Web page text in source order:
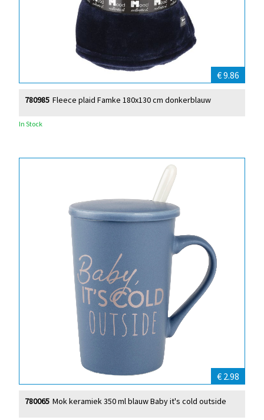
€ 9.86
Fleece plaid Famke 180x130 cm donkerblauw
780985
In Stock
€ 2.98
Mok keramiek 350 ml blauw Baby it's cold outside
780065